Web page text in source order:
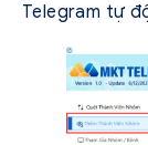
Telegram tự